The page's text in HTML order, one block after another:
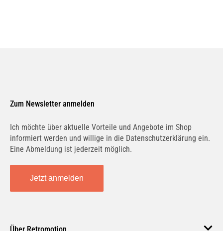
Zum Newsletter anmelden
Ich möchte über aktuelle Vorteile und Angebote im Shop
informiert werden und willige in die Datenschutzerklärung ein.
Eine Abmeldung ist jederzeit möglich.
Jetzt anmelden